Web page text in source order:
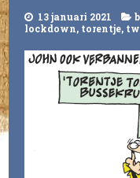
13 januari 2021
lockdown, torentje,